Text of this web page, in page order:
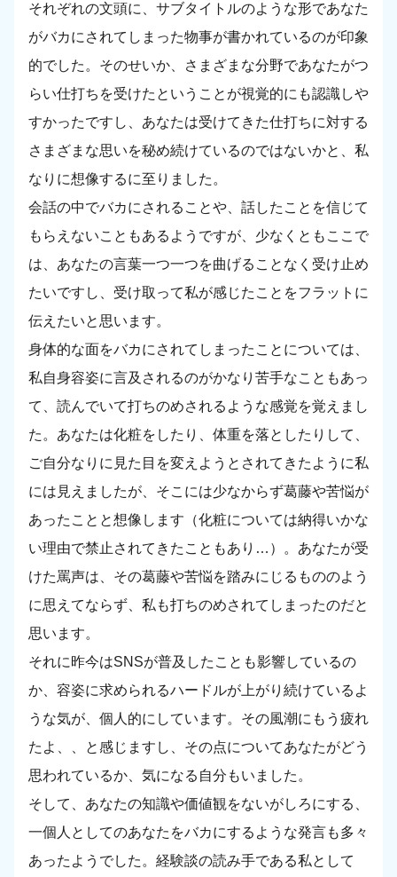
それぞれの文頭に、サブタイトルのような形であなた
がバカにされてしまった物事が書かれているのが印象
的でした。そのせいか、さまざまな分野であなたがつ
らい仕打ちを受けたということが視覚的にも認識しや
すかったですし、あなたは受けてきた仕打ちに対する
さまざまな思いを秘め続けているのではないかと、私
なりに想像するに至りました。
会話の中でバカにされることや、話したことを信じて
もらえないこともあるようですが、少なくともここで
は、あなたの言葉一つ一つを曲げることなく受け止め
たいですし、受け取って私が感じたことをフラットに
伝えたいと思います。
身体的な面をバカにされてしまったことについては、
私自身容姿に言及されるのがかなり苦手なこともあっ
て、読んでいて打ちのめされるような感覚を覚えまし
た。あなたは化粧をしたり、体重を落としたりして、
ご自分なりに見た目を変えようとされてきたように私
には見えましたが、そこには少なからず葛藤や苦悩が
あったことと想像します（化粧については納得いかな
い理由で禁止されてきたこともあり…）。あなたが受
けた罵声は、その葛藤や苦悩を踏みにじるもののよう
に思えてならず、私も打ちのめされてしまったのだと
思います。
それに昨今はSNSが普及したことも影響しているの
か、容姿に求められるハードルが上がり続けているよ
うな気が、個人的にしています。その風潮にもう疲れ
たよ、、と感じますし、その点についてあなたがどう
思われているか、気になる自分もいました。
そして、あなたの知識や価値観をないがしろにする、
一個人としてのあなたをバカにするような発言も多々
あったようでした。経験談の読み手である私として